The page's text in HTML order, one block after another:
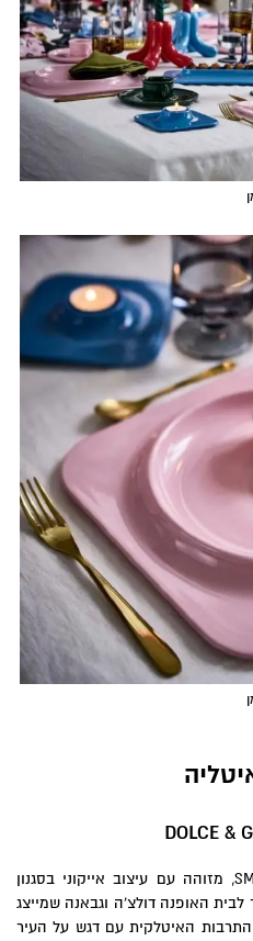
DOLCE &
מותג מוצרי החשמל האיטלקי SMEG, מזוהה עם עיצוב אייקוני בסגנון
לבית האופנה דולצ'ה וגבאנה שמייצג
האיטלקית עם דגש על העיר